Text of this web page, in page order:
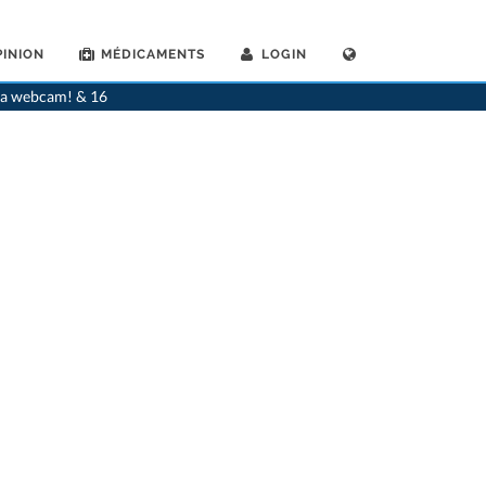
MÉDICAMENTS LOGIN
webcam! & 16
>Kreuzlingen>Dr. Leonhard Jost>Consultation avec Dr. Leonhard Jost